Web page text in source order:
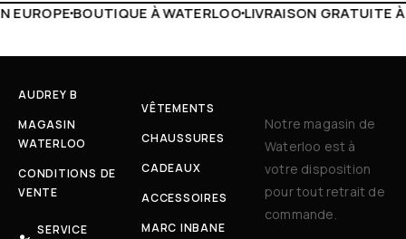
LIVRAISON GRATUITE À PARTIR DE 150€LIVE
AUDREY B
MAGASIN
WATERLOO
CONDITIONS DE
VENTE
SERVICE
VÊTEMENTS
CHAUSSURES
CADEAUX
ACCESSOIRES
MARC INBANE
Notre magasin de
Waterloo est à
votre disposition
pour tout retrait de
commande.